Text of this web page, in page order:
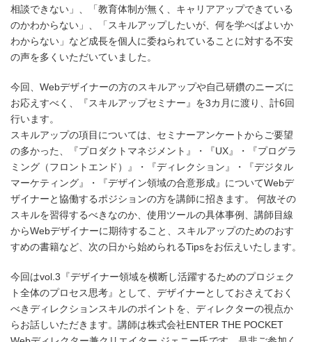
相談できない」、「教育体制が無く、キャリアアップできている
のかわからない」、「スキルアップしたいが、何を学べばよいか
わからない」など成長を個人に委ねられていることに対する不安
の声を多くいただいていました。
今回、Webデザイナーの方のスキルアップや自己研鑽のニーズに
お応えすべく、『スキルアップセミナー』を3カ月に渡り、計6回
行います。
スキルアップの項目については、セミナーアンケートからご要望
の多かった、『プロダクトマネジメント』・『UX』・『プログラ
ミング（フロントエンド）』・『ディレクション』・『デジタル
マーケティング』・『デザイン領域の合意形成』についてWebデ
ザイナーと協働するポジションの方を講師に招きます。 何故その
スキルを習得するべきなのか、使用ツールの具体事例、講師目線
からWebデザイナーに期待すること、スキルアップのためのおす
すめの書籍など、次の日から始められるTipsをお伝えいたします。
今回はvol.3『デザイナー領域を横断し活躍するためのプロジェク
ト全体のプロセス思考』として、デザイナーとしておさえておく
べきディレクションスキルのポイントを、ディレクターの視点か
らお話しいただきます。講師は株式会社ENTER THE POCKET